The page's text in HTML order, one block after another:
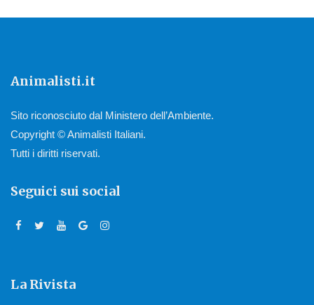
Animalisti.it
Sito riconosciuto dal Ministero dell’Ambiente.
Copyright © Animalisti Italiani.
Tutti i diritti riservati.
Seguici sui social
La Rivista